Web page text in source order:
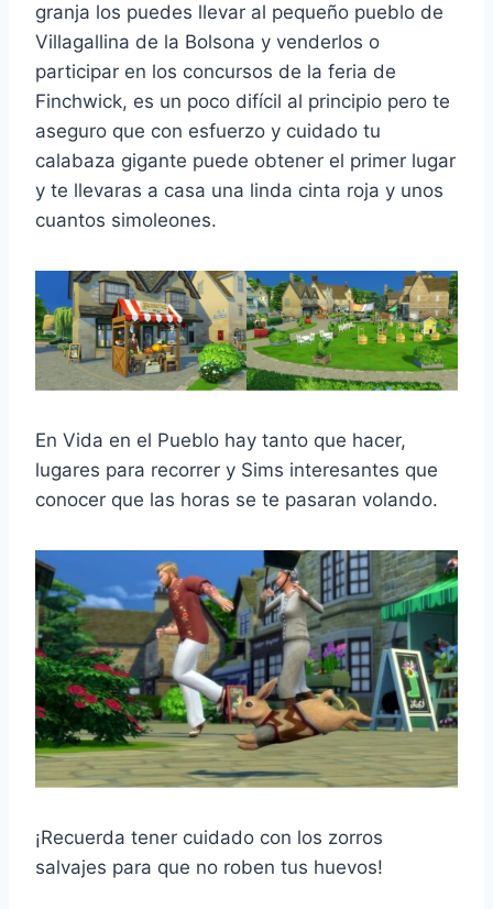
granja los puedes llevar al pequeño pueblo de
Villagallina de la Bolsona y venderlos o
participar en los concursos de la feria de
Finchwick, es un poco difícil al principio pero te
aseguro que con esfuerzo y cuidado tu
calabaza gigante puede obtener el primer lugar
y te llevaras a casa una linda cinta roja y unos
cuantos simoleones.
En Vida en el Pueblo hay tanto que hacer,
lugares para recorrer y Sims interesantes que
conocer que las horas se te pasaran volando.
¡Recuerda tener cuidado con los zorros
salvajes para que no roben tus huevos!